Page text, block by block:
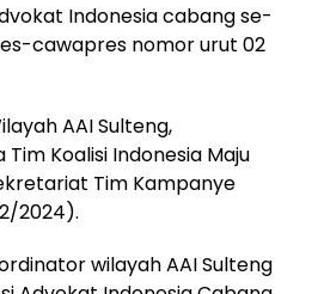
Indonesia cabang se-
cawapres nomor urut 02
AAI Sulteng,
Koalisi Indonesia Maju
Tim Kampanye
2024).
wilayah AAI Sulteng